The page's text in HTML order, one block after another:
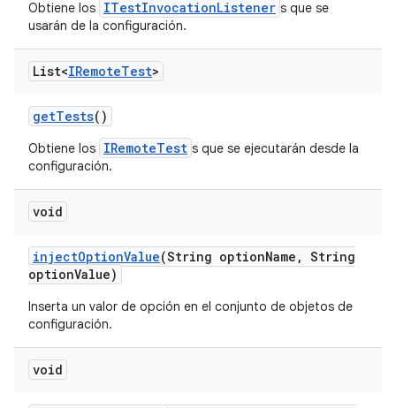
Obtiene los ITestInvocationListener s que se
usarán de la configuración.
List<IRemoteTest>
getTests()
Obtiene los IRemoteTest s que se ejecutarán desde la
configuración.
void
injectOptionValue(String optionName , String
optionValue)
Inserta un valor de opción en el conjunto de objetos de
configuración.
void